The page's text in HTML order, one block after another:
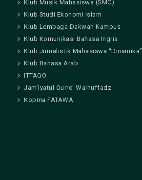
Klub Musik Mahasiswa (SMC)
Klub Studi Ekonomi Islam
Klub Lembaga Dakwah Kampus
Klub Komunikasi Bahasa Ingris
Klub Jurnalistik Mahasiswa “Dinamika”
Klub Bahasa Arab
ITTAQO
Jam’iyatul Qurro’ Walhuffadz
Kopma FATAWA